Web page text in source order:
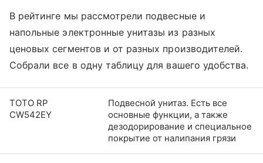
В рейтинге мы рассмотрели подвесные и
напольные электронные унитазы из разных
ценовых сегментов и от разных производителей.
Собрали все в одну таблицу для вашего удобства.
TOTO RP
CW542EY
Подвесной унитаз. Есть все
основные функции, а также
дезодорирование и специальное
покрытие от налипания грязи